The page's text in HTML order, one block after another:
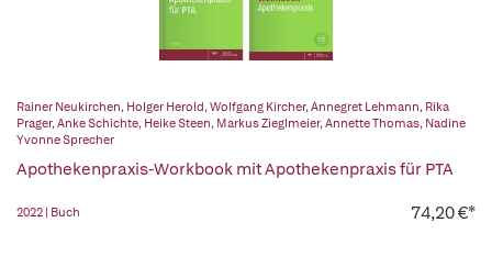
Rainer Neukirchen, Holger Herold,Wolfgang Kircher,Annegret Lehmann, Rika
Prager,Anke Schichte, Heike Steen, Markus Zieglmeier,Annette Thomas, Nadine
Yvonne Sprecher
Apothekenpraxis-Workbook mit Apothekenpraxis für PTA
2022 | Buch 74,20 €*